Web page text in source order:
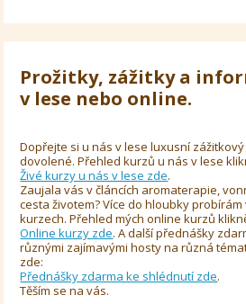
Prožitky, zážitky a
v lese nebo online.
Dopřejte si u nás v lese luxusní
dovolené. Přehled kurzů u nás v lese
Živé kurzy u nás v lese zde.
Zaujala vás v článcích aromaterapie,
cesta životem? Více do hloubky probírám
kurzech. Přehled mých online kurzů
Online kurzy zde. A další přednášky
různými zajímavými hosty na různá
zde:
Přednášky zdarma ke shlédnutí zde.
Těším se na vás.